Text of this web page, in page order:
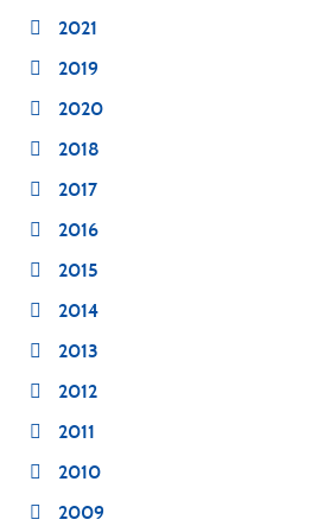
2021
2019
2020
2018
2017
2016
2015
2014
2013
2012
2011
2010
2009